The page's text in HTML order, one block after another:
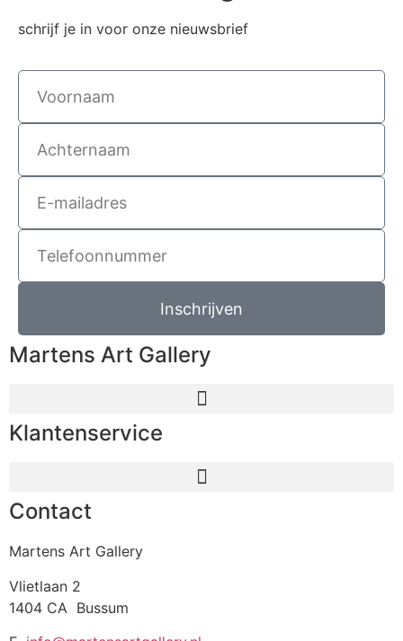
schrijf je in voor onze nieuwsbrief
Inschrijven
Martens Art Gallery
Klantenservice
Contact
Martens Art Gallery
Vlietlaan 2
1404 CA Bussum